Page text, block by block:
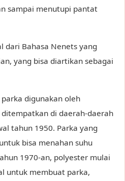
sampai menutupi pantat
dari Bahasa Nenets yang
yang bisa diartikan sebagai
digunakan oleh
di daerah-daerah
tahun 1950. Parka yang
bisa menahan suhu
1970-an, polyester mulai
untuk membuat parka,